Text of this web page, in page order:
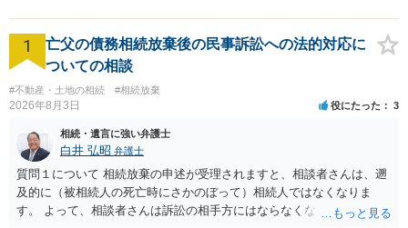
1
亡父の債務相続放棄後の民事訴訟への法的対応に
ついての相談
#不動産・土地の相続 #相続放棄
2026年8月3日 役にたった 3
相続・遺言に強い弁護士
白井 弘昭 弁護士
質問１について 相続放棄の申述が受理されますと、相談者さんは、遡
及的に（被相続人の死亡時にさかのぼって）相続人ではなくなりま
す。 よって、相談者さんは訴訟の相手方にはならなくなるので（明け